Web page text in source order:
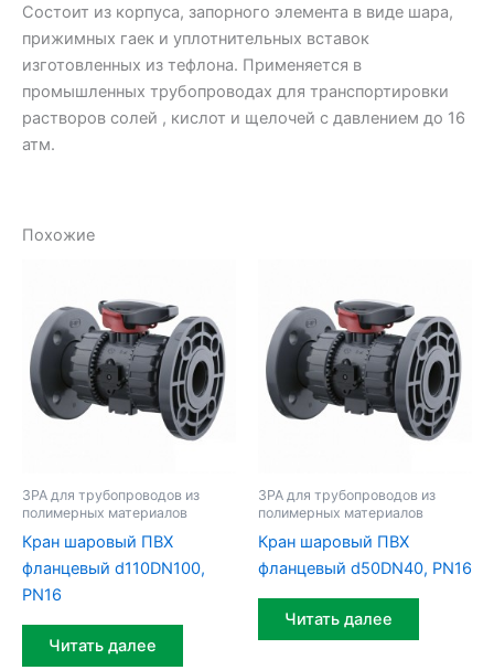
Состоит из корпуса, запорного элемента в виде шара,
прижимных гаек и уплотнительных вставок
изготовленных из тефлона. Применяется в
промышленных трубопроводах для транспортировки
растворов солей , кислот и щелочей с давлением до 16
атм.
Похожие
ЗРА для трубопроводов из
полимерных материалов
Кран шаровый ПВХ
фланцевый d110DN100,
PN16
Читать далее
ЗРА для трубопроводов из
полимерных материалов
Кран шаровый ПВХ
фланцевый d50DN40, PN16
Читать далее